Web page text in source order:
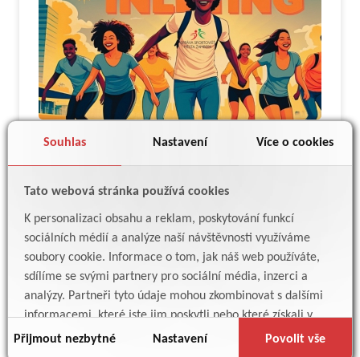
Souhlas Nastavení Více o cookies
Tato webová stránka používá cookies
K personalizaci obsahu a reklam, poskytování funkcí
sociálních médií a analýze naší návštěvnosti využíváme
soubory cookie. Informace o tom, jak náš web používáte,
sdílíme se svými partnery pro sociální média, inzerci a
analýzy. Partneři tyto údaje mohou zkombinovat s dalšími
informacemi, které jste jim poskytli nebo které získali v
důsledku toho, že používáte jejich služby.
Přijmout nezbytné Nastavení Povolit vše